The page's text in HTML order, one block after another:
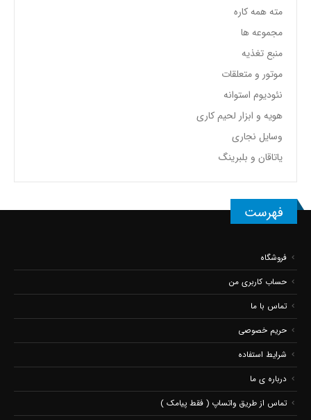
مته همه کاره
مجموعه ها
منبع تغذیه
موتور و متعلقات
نئودیوم استوانه
هویه و ابزار لحیم کاری
وسایل نجاری
یاتاقان و بلبرینگ
فهرست
فروشگاه
حساب کاربری من
تماس با ما
حریم خصوصی
شرایط استفاده
درباره ی ما
تماس از طریق واتساپ ( فقط پیامک )